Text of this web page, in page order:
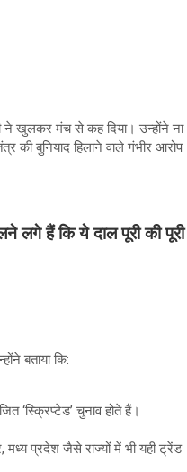
खुलकर मंच से कह दिया। उन्होंने ना
की बुनियाद हिलाने वाले गंभीर आरोप
हैं कि ये दाल पूरी की पूरी
बताया कि:
‘स्क्रिप्टेड’ चुनाव होते हैं।
मध्य प्रदेश जैसे राज्यों में भी यही ट्रेंड